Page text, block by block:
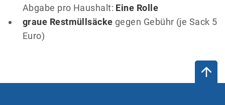
Abgabe pro Haushalt: Eine Rolle
graue Restmüllsäcke gegen Gebühr (je Sack 5
Euro)